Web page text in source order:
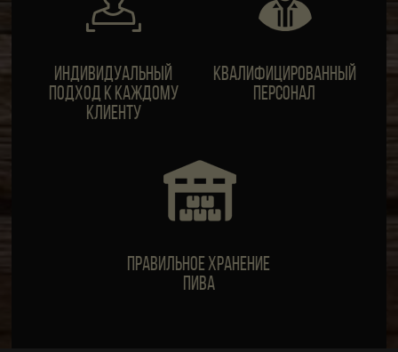
ИндивидуальныЙ
подход к каждому
клиенту
Квалифицированный
персонал
Правильное хранение
пива